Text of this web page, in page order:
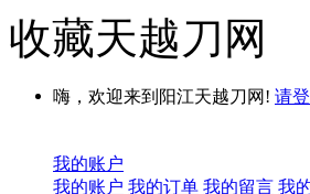
收藏天越刀网
嗨，欢迎来到阳江天越刀网! 请
我的账户
我的账户 我的订单 我的留言 我